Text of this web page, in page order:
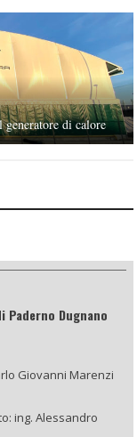
di calore
Paderno Dugnano
Giovanni Marenzi
ing. Alessandro